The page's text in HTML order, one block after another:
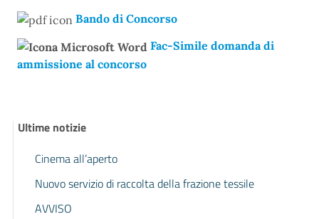
Bando di Concorso
Fac-Simile domanda di
ammissione al concorso
Ultime notizie
Cinema all’aperto
Nuovo servizio di raccolta della frazione tessile
AVVISO